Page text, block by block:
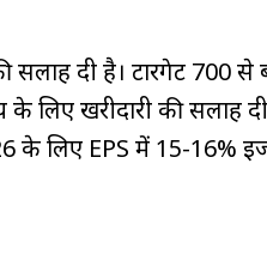
दी है। टारगेट 700 से
लिए खरीदारी की सलाह
के लिए EPS में 15-16%